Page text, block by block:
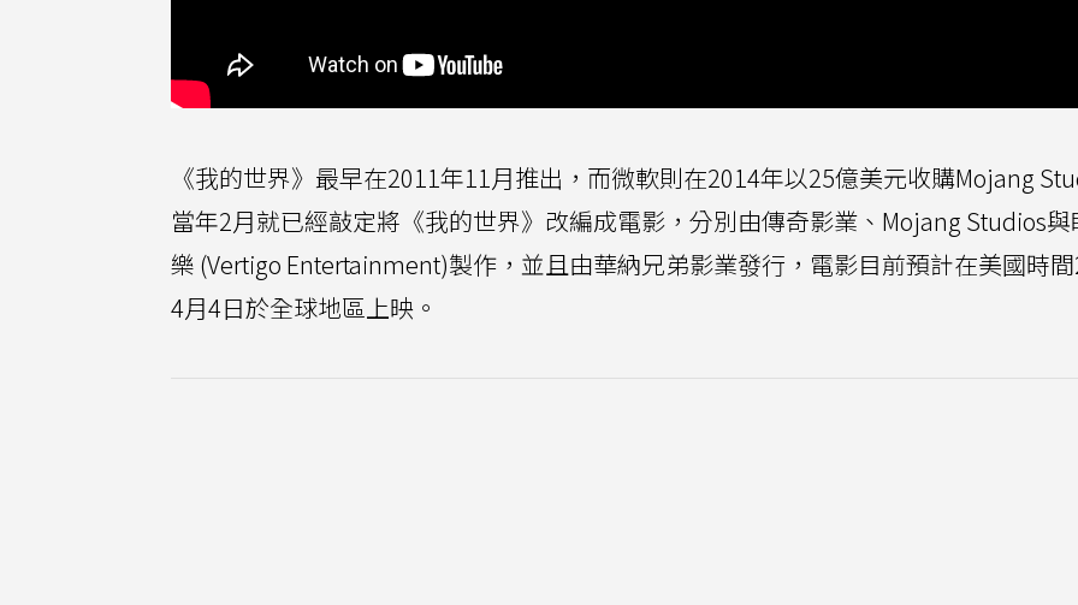
《我的世界》最早在2011年11月推出，而微軟則在2014年以25億美元收購Mojang
當年2月就已經敲定將《我的世界》改編成電影，分別由傳奇影業、Mojang Studios
樂 (Vertigo Entertainment)製作，並且由華納兄弟影業發行，電影目前預計在美國時
4月4日於全球地區上映。